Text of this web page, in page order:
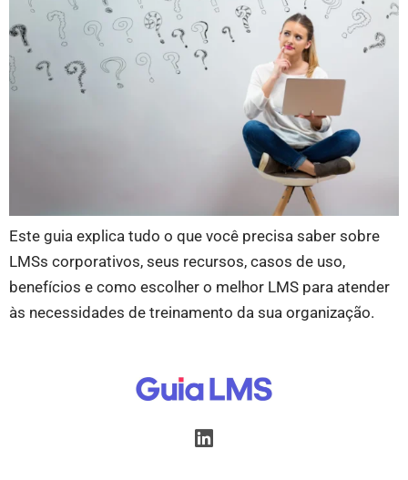
Este guia explica tudo o que você precisa saber sobre
LMSs corporativos, seus recursos, casos de uso,
benefícios e como escolher o melhor LMS para atender
às necessidades de treinamento da sua organização.